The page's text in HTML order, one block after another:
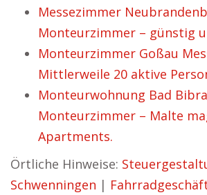
Messezimmer
Monteurzimmer – günstig
Monteurzimmer Goßau
Mittlerweile 20 aktive
Monteurwohnung Bad Bibra
Monteurzimmer – Malte
Apartments.
Örtliche Hinweise:
Schwenningen |